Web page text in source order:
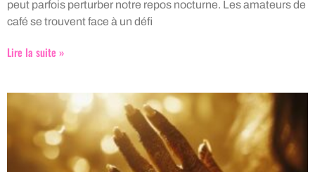
peut parfois perturber notre repos nocturne. Les amateurs de
café se trouvent face à un défi
Lire la suite »